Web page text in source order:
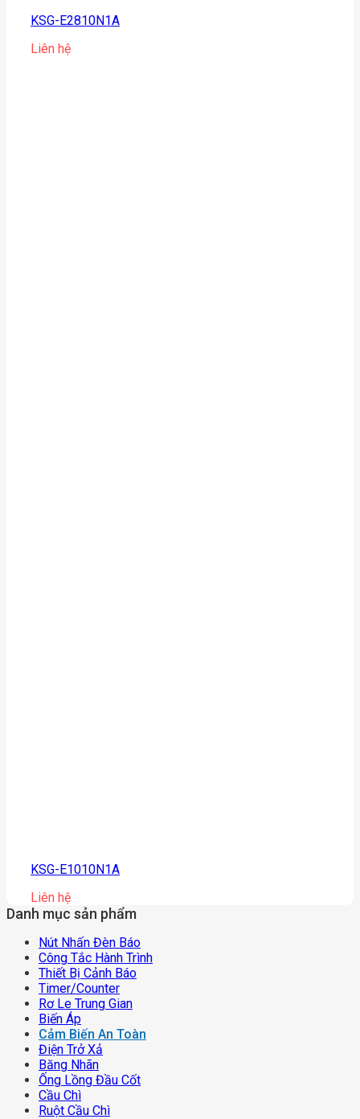
KSG-E2810N1A
Liên hệ
KSG-E1010N1A
Liên hệ
Danh mục sản phẩm
Nút Nhấn Đèn Báo
Công Tắc Hành Trình
Thiết Bị Cảnh Báo
Timer/counter
Rơ Le Trung Gian
Biến Áp
Cảm Biến An Toàn
Điện Trở Xả
Băng Nhãn
Ống Lồng Đầu Cốt
Cầu Chì
Ruột Cầu Chì